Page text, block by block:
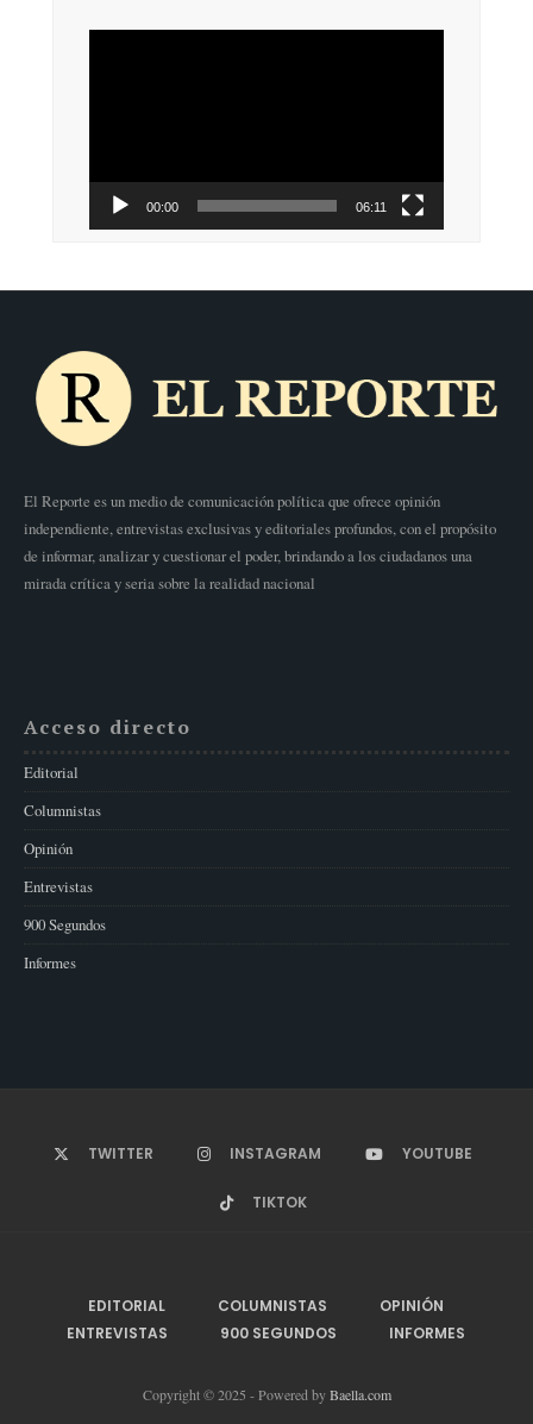
00:00 06:11
El Reporte es un medio de comunicación política que ofrece opinión
independiente, entrevistas exclusivas y editoriales profundos, con el propósito
de informar, analizar y cuestionar el poder, brindando a los ciudadanos una
mirada crítica y seria sobre la realidad nacional
Acceso directo
Editorial
Columnistas
Opinión
Entrevistas
900 Segundos
Informes
TWITTER INSTAGRAM YOUTUBE
TIKTOK
EDITORIAL COLUMNISTAS
OPINIÓN
ENTREVISTAS
900 SEGUNDOS INFORMES
Copyright © 2025 - Powered byBaella.com